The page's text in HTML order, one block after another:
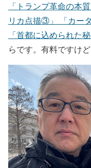
「トランプ革命の本
リカ点描③」 「カー
「首都に込められた
らです。 有料ですけ